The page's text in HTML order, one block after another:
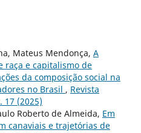
Mateus Mendonça, A
raça e capitalismo de
da composição social na
no Brasil , Revista
17 (2025)
Roberto de Almeida, Em
canaviais e trajetórias de